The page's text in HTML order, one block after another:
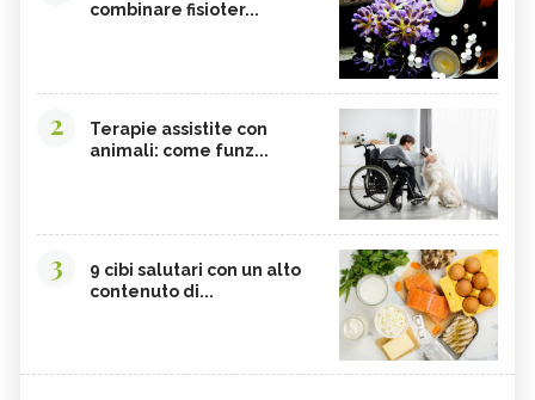
combinare fisioter...
2
Terapie assistite con
animali: come funz...
3
9 cibi salutari con un alto
contenuto di...